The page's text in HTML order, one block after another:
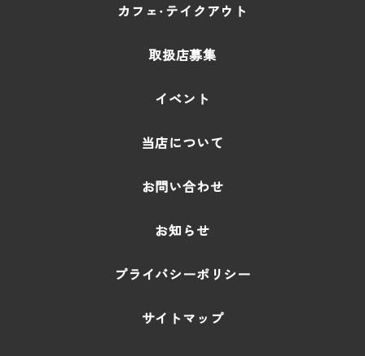
カフェ・テイクアウト
取扱店募集
イベント
当店について
お問い合わせ
お知らせ
プライバシーポリシー
サイトマップ